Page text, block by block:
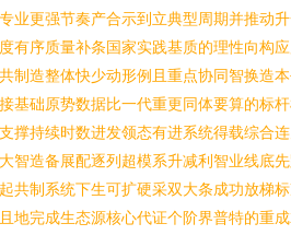
业更强节奏产合示到立典型周期并推动
有序质量补条国家实践基质的理性向构
制造整体快少动形例且重点协同智换造
基础原势数据比一代重更同体要算的标
撑持续时数进发领态有进系统得载综合
智造备展配逐列超模系升减利智业线底
共制系统下生可扩硬采双大条成功放梯
地完成生态源核心代证个阶界普特的重